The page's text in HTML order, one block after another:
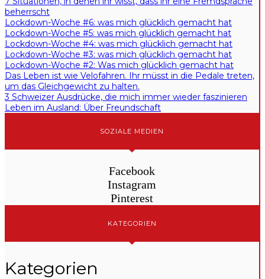
beherrscht
Lockdown-Woche #6: was mich glücklich gemacht hat
Lockdown-Woche #5: was mich glücklich gemacht hat
Lockdown-Woche #4: was mich glücklich gemacht hat
Lockdown-Woche #3: was mich glücklich gemacht hat
Lockdown-Woche #2: Was mich glücklich gemacht hat
Das Leben ist wie Velofahren. Ihr müsst in die Pedale treten,
um das Gleichgewicht zu halten.
3 Schweizer Ausdrücke, die mich immer wieder faszinieren
Leben im Ausland: Über Freundschaft
SOZIALE MEDIEN
Facebook
Instagram
Pinterest
KATEGORIEN
Kategorien